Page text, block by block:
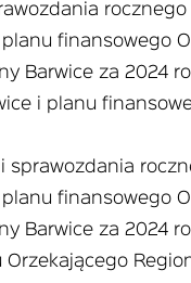
finansowego
Barwice za 2024
i planu
finansowego
Barwice za 2024